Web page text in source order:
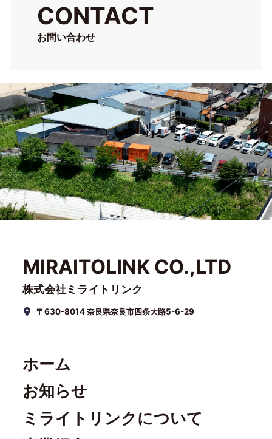
CONTACT
お問い合わせ
MIRAITOLINK CO.,LTD
株式会社ミライトリンク
〒630-8014 奈良県奈良市四条大路5-6-29
ホーム
お知らせ
ミライトリンクについて